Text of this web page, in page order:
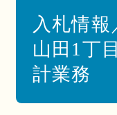
入札情
山田1丁
計業務